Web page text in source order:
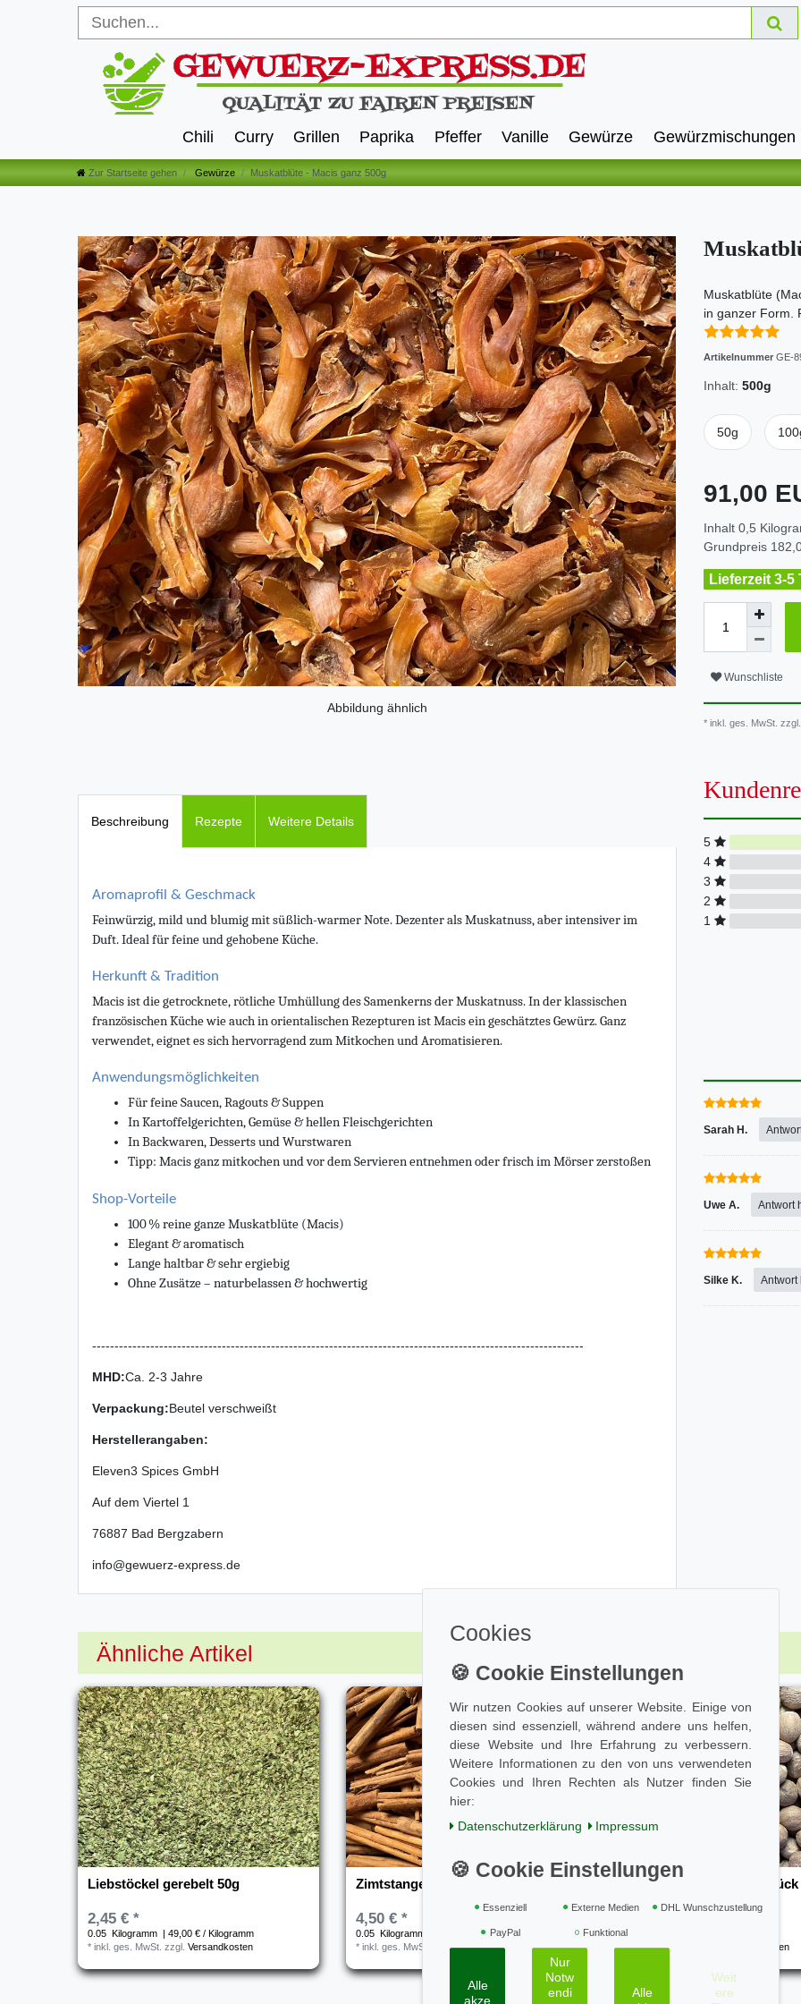
Chili Curry Grillen Paprika Pfeffer Vanille Gewürze Gewürzmischungen
Zur Startseite gehen Gewürze Muskatblüte - Macis ganz 500g
Abbildung ähnlich
Muskatblüte
in ganzer Form.
Artikelnummer GE-
Inhalt: 500g
50g
91,00
Inhalt 0,5
Grundpreis
Lieferzeit 3-5
Wunschliste
* inkl. ges. MwSt. zzgl.
Beschreibung Rezepte Weitere Details
Aromaprofil & Geschmack
Feinwürzig, mild und blumig mit süßlich-warmer Note. Dezenter als Muskatnuss, aber intensiver im
Duft. Ideal für feine und gehobene Küche.
Herkunft & Tradition
Macis ist die getrocknete, rötliche Umhüllung des Samenkerns der Muskatnuss. In der klassischen
französischen Küche wie auch in orientalischen Rezepturen ist Macis ein geschätztes Gewürz. Ganz
verwendet, eignet es sich hervorragend zum Mitkochen und Aromatisieren.
Anwendungsmöglichkeiten
Für feine Saucen, Ragouts & Suppen
In Kartoffelgerichten, Gemüse & hellen Fleischgerichten
In Backwaren, Desserts und Wurstwaren
Tipp: Macis ganz mitkochen und vor dem Servieren entnehmen oder frisch im Mörser zerstoßen
Shop-Vorteile
100 % reine ganze Muskatblüte (Macis)
Elegant & aromatisch
Lange haltbar & sehr ergiebig
Ohne Zusätze – naturbelassen & hochwertig
--------------------------------------------------------------------------------------------------------------
MHD:Ca. 2-3 Jahre
Verpackung:Beutel verschweißt
Herstellerangaben:
Eleven3 Spices GmbH
Auf dem Viertel 1
76887 Bad Bergzabern
info@gewuerz-express.de
5
4
3
2
1
Sarah H.
Uwe A. Antwort
Silke K. Antwort
Ähnliche Artikel
Liebstöckel gerebelt 50g
2,45 € *
0.05 Kilogramm
| 49,00 € / Kilogramm
*inkl. ges. MwSt. zzgl.Versandkosten
Zimtstangen Ceylon-Canehl 50g
4,50 € *
0.05 Kilogramm
| 90,00 € / Kilogramm
*inkl. ges. MwSt. zzgl.Versandkosten
Muskatnüsse ganz 10 Stück
10
*inkl. ges. MwSt. Versandkosten
Cookies
Wir nutzen Cookies auf unserer Website. Einige von
diesen sind essenziell, während andere uns helfen,
diese Website und Ihre Erfahrung zu verbessern.
Weitere Informationen zu den von uns verwendeten
Cookies und Ihren Rechten als Nutzer finden Sie
hier:
Daten­schutz­erklärung
Impressum
Essenziell Externe Medien DHL Wunschzustellung
PayPal Funktional
Alle
akze
Nur
Notw
endi
Alle
Weit
ere